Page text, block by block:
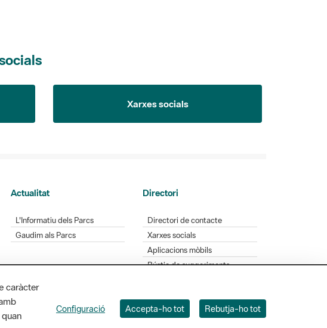
Xarxes socials
Actualitat
L'Informatiu dels Parcs
Gaudim als Parcs
Directori
Directori de contacte
Xarxes socials
Aplicacions mòbils
Bústia de suggeriments
1a planta. Badajoz, 49. 08005 Barcelona. Tel. 934 022 428
caràcter
Configuració Accepta-ho tot Rebutja-ho tot